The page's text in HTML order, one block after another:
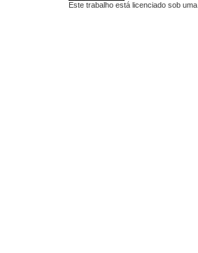
Este trabalho está licenciado sob uma